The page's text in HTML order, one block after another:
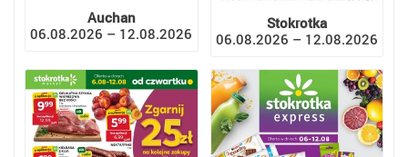
Auchan
06.08.2026 – 12.08.2026
Stokrotka
06.08.2026 – 12.08.2026